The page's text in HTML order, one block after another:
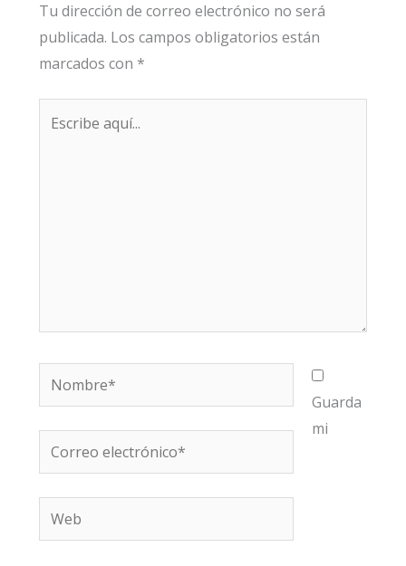
Tu dirección de correo electrónico no será
publicada. Los campos obligatorios están
marcados con *
Nombre*
Correo
electrónico*
Web
Guarda
mi